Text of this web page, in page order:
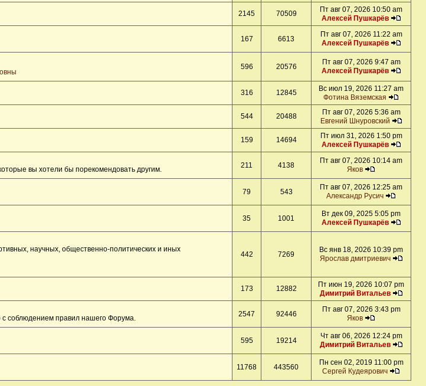
2145 70509
Пт авг 07, 2026 10:50 am
Алексей Пушкарёв
167 6613
Пт авг 07, 2026 11:22 am
Алексей Пушкарёв
596 20576
Пт авг 07, 2026 9:47 am
Алексей Пушкарёв
316 12845
Вс июл 19, 2026 11:27 am
Фотина Вяземская
544 20488
Пт авг 07, 2026 5:36 am
Евгений Шнуровский
159 14694
Пт июл 31, 2026 1:50 pm
Алексей Пушкарёв
вы хотели бы порекомендовать другим. 211 4138
Пт авг 07, 2026 10:14 am
Яков
79 543
Пт авг 07, 2026 12:25 am
Александр Русич
35 1001
Вт дек 09, 2025 5:05 pm
Алексей Пушкарёв
научных, общественно-политических и иных
442 7269
Вс янв 18, 2026 10:39 pm
Ярослав дмитриевич
173 12882
Пт июн 19, 2026 10:07 pm
Димитрий Витальев
с соблюдением правил нашего Форума. 2547 92446
Пт авг 07, 2026 3:43 pm
Яков
595 19214
Чт авг 06, 2026 12:24 pm
Димитрий Витальев
11768 443560
Пн сен 02, 2019 11:00 pm
Сергей Кудеярович